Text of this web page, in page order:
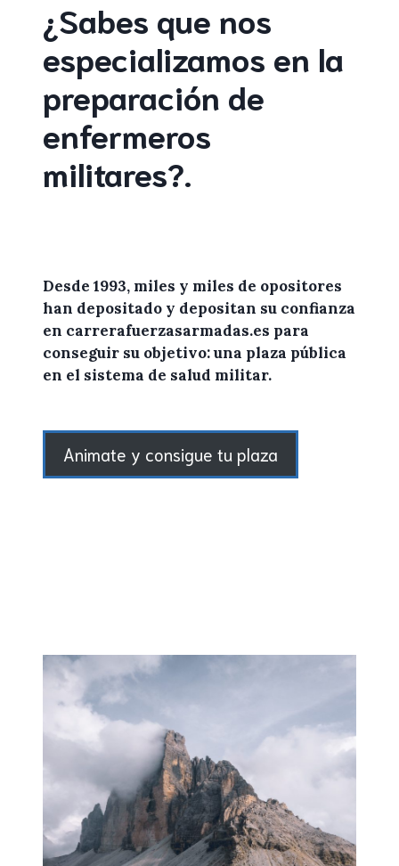
¿Sabes que nos
especializamos en la
preparación de
enfermeros
militares?.
Desde 1993, miles y miles de opositores
han depositado y depositan su confianza
en carrerafuerzasarmadas.es para
conseguir su objetivo: una plaza pública
en el sistema de salud militar.
Animate y consigue tu plaza